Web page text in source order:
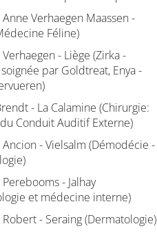
Verhaegen Maassen -
Féline)
- Liège (Zirka -
par Goldtreat, Enya -
- La Calamine (Chirurgie:
Conduit Auditif Externe)
- Vielsalm (Démodécie -
- Jalhay
et médecine interne)
- Seraing (Dermatologie)